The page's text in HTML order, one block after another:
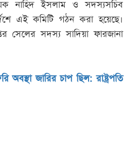
নাহিদ ইসলাম ও সদস্যসচিব
এই কমিটি গঠন করা হয়েছে।
সেলের সদস্য সাদিয়া ফারজানা
অবস্থা জারির চাপ ছিল: রাষ্ট্রপতি